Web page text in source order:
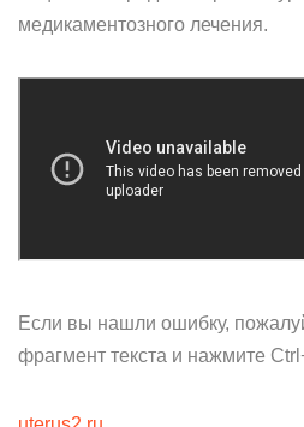
медикаментозного лечения.
Если вы нашли ошибку,
фрагмент текста и нажмите